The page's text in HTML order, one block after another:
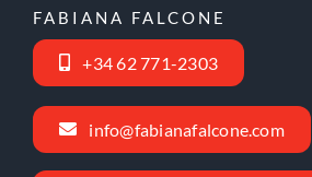
FABIANA FALCONE
+34 62 771-2303
info@fabianafalcone.com